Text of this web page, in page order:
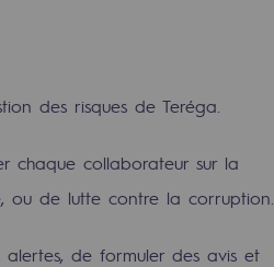
des risques de Teréga.
chaque collaborateur sur la
ou de lutte contre la corruption.
de formuler des avis et